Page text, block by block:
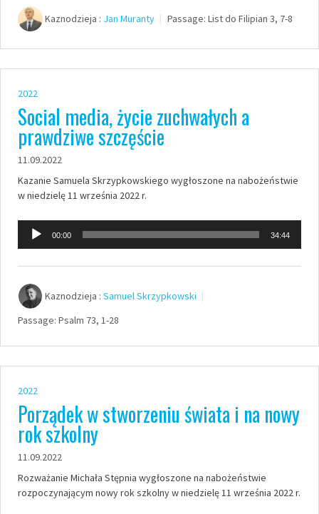
Kaznodzieja : Jan Muranty Passage: List do Filipian 3, 7-8
2022
Social media, życie zuchwałych a
prawdziwe szczęście
11.09.2022
Kazanie Samuela Skrzypkowskiego wygłoszone na nabożeństwie
w niedzielę 11 września 2022 r.
Odtwarzacz
plików
dźwiękowych
00:00 34:44
Kaznodzieja : Samuel Skrzypkowski
Passage: Psalm 73, 1-28
2022
Porządek w stworzeniu świata i na nowy
rok szkolny
11.09.2022
Rozważanie Michała Stępnia wygłoszone na nabożeństwie
rozpoczynającym nowy rok szkolny w niedzielę 11 września 2022 r.